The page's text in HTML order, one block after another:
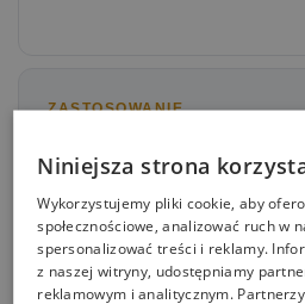
ZASTOSOWANIE
polerowany marmur
polerowany wapień
polerowany trawertyn
lastryko
inne niechłonne i polerowane
Niniejsza strona
Wykorzystujemy pliki cookie, aby
społecznościowe, analizować ruch w
spersonalizować treści i reklamy.
z naszej witryny, udostępniamy
reklamowym i analitycznym.